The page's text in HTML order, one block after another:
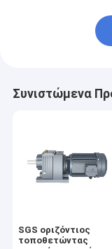
Συνιστώμενα
SGS οριζόντιος
τοποθετώντας